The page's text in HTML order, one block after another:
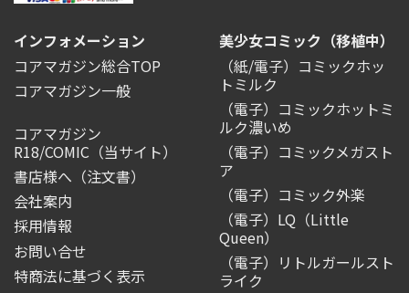
インフォメーション
コアマガジン総合TOP
コアマガジン一般
コアマガジン
R18/COMIC （当サイト）
書店様へ（注文書）
会社案内
採用情報
お問い合せ
特商法に基づく表示
美少女コミック（移植中）
（紙/電子）コミックホッ
トミルク
（電子）コミックホットミ
ルク濃いめ
（電子）コミックメガスト
ア
（電子）コミック外楽
（電子）LQ（Little
Queen）
（電子）リトルガールスト
ライク